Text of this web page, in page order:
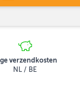
verzendkosten
NL / BE